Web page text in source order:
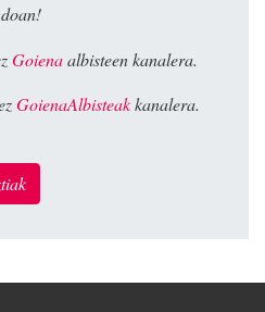
Goienaalbisteen kanalera.
GoienaAlbisteakkanalera.